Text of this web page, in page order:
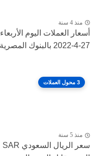
منذ 4 سنة
أسعار العملات اليوم الأربعاء
27-4-2022 بالبنوك المصرية
3 محول العملات
منذ 5 سنة
سعر الريال السعودي SAR